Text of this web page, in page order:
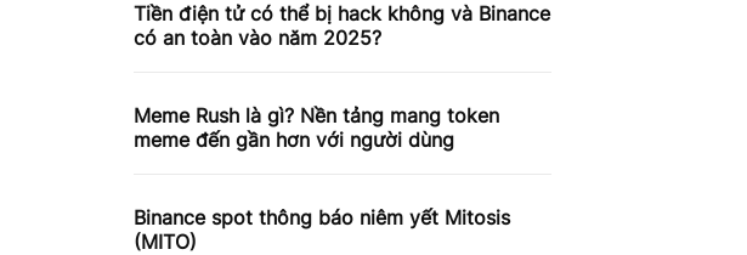
Tiền điện tử có thể bị hack không và Binance
có an toàn vào năm 2025?
Meme Rush là gì? Nền tảng mang token
meme đến gần hơn với người dùng
Binance spot thông báo niêm yết Mitosis
(MITO)